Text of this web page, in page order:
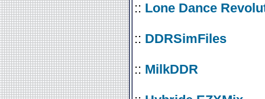
:: Lone Dance
:: DDRSimFiles
:: MilkDDR